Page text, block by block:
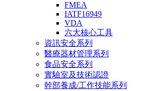
FMEA
IATF16949
VDA
六大核心工具
資訊安全系列
醫療器材管理系列
食品安全系列
實驗室及技術認證
幹部養成/工作技能系列